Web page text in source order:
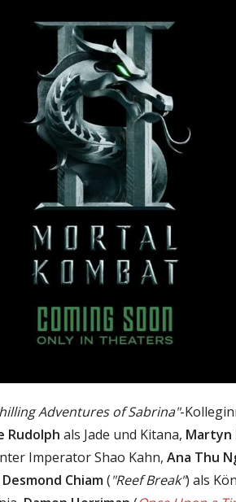
Adventures of Sabrina"-
Rudolph als Jade und Kitana, Martyn
Imperator Shao Kahn, Ana Thu
Desmond Chiam("Reef Break") als